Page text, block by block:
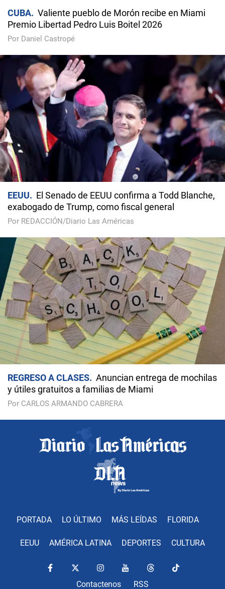
CUBA
Valiente pueblo de Morón recibe en Miami
Premio Libertad Pedro Luis Boitel 2026
Por Daniel Castropé
EEUU
El Senado de EEUU confirma a Todd Blanche,
exabogado de Trump, como fiscal general
Por REDACCIÓN/Diario Las Américas
REGRESO A CLASES
Anuncian entrega de mochilas
y útiles gratuitos a familias de Miami
Por CARLOS ARMANDO CABRERA
PORTADA LO ÚLTIMO MÁS LEÍDAS FLORIDA
EEUU AMÉRICA LATINA DEPORTES CULTURA
Contactenos RSS